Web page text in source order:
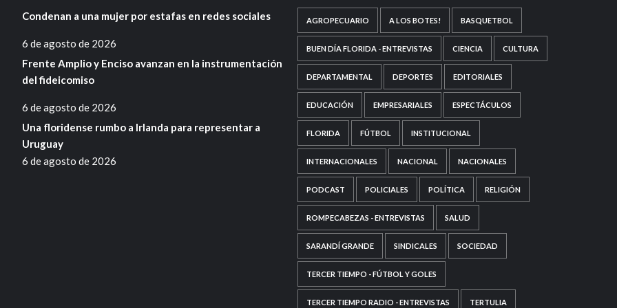
Condenan a una mujer por estafas en redes sociales
6 de agosto de 2026
Frente Amplio y Enciso avanzan en la instrumentación
del fideicomiso
6 de agosto de 2026
Una floridense rumbo a Irlanda para representar a
Uruguay
6 de agosto de 2026
AGROPECUARIO A LOS BOTES! BASQUETBOL
BUEN DÍA FLORIDA - ENTREVISTAS CIENCIA CULTURA
DEPARTAMENTAL DEPORTES EDITORIALES
EDUCACIÓN EMPRESARIALES ESPECTÁCULOS
FLORIDA FÚTBOL INSTITUCIONAL
INTERNACIONALES NACIONAL NACIONALES
PODCAST POLICIALES POLÍTICA RELIGIÓN
ROMPECABEZAS - ENTREVISTAS SALUD
SARANDÍ GRANDE SINDICALES SOCIEDAD
TERCER TIEMPO - FÚTBOL Y GOLES
TERCER TIEMPO RADIO - ENTREVISTAS TERTULIA